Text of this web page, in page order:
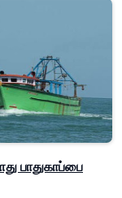
பாதுகாப்பை